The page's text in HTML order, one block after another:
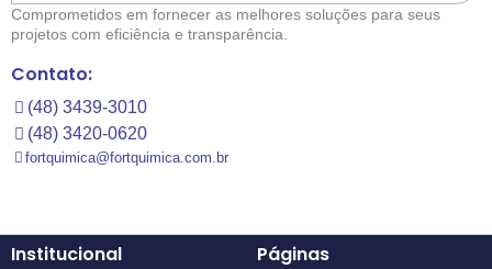
Comprometidos em fornecer as melhores soluções para seus
projetos com eficiência e transparência.
Contato:
(48) 3439-3010
(48) 3420-0620
fortquimica@fortquimica.com.br
Institucional Páginas